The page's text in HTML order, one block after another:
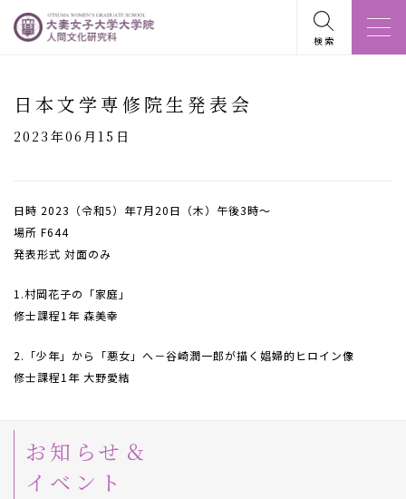
検索
日本文学専修院生発表会
2023年06月15日
日時 2023（令和5）年7月20日（木）午後3時〜
場所 F644
発表形式 対面のみ
1.村岡花子の「家庭」
修士課程1年 森美幸
2.「少年」から「悪女」へ－谷崎潤一郎が描く娼婦的ヒロイン像
修士課程1年 大野愛結
お知らせ＆
イベント